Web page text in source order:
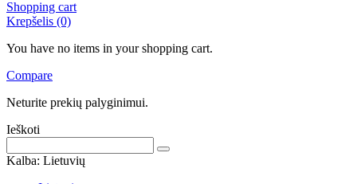
Shopping cart
Krepšelis (0)
You have no items in your shopping cart.
Compare
Neturite prekių palyginimui.
Ieškoti
Kalba: Lietuvių